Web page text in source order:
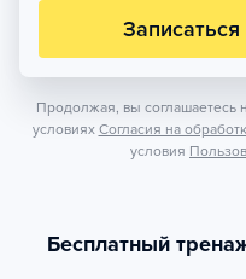
Продолжая, вы соглашаетесь
условиях Согласия на
условия
Бесплатный